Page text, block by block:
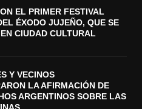
EL PRIMER FESTIVAL
ÉXODO JUJEÑO, QUE SE
CIUDAD CULTURAL
Y VECINOS
LA AFIRMACIÓN DE
ARGENTINOS SOBRE LAS